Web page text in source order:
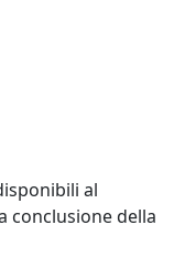
al
conclusione della